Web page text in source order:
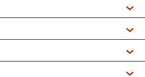
und Podcasts
Kinderprogramm
(UKW + DAB+)